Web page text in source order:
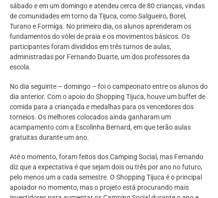
sábado e em um domingo e atendeu cerca de 80 crianças, vindas
de comunidades em torno da Tijuca, como Salgueiro, Borel,
Turano e Formiga. No primeiro dia, os alunos aprenderam os
fundamentos do vôlei de praia e os movimentos básicos. Os
participantes foram divididos em três turnos de aulas,
administradas por Fernando Duarte, um dos professores da
escola.
No dia seguinte – domingo – foi o campeonato entre os alunos do
dia anterior. Com o apoio do Shopping Tijuca, houve um buffet de
comida para a criançada e medalhas para os vencedores dos
torneios. Os melhores colocados ainda ganharam um
acampamento com a Escolinha Bernard, em que terão aulas
gratuitas durante um ano.
Até o momento, foram feitos dos Camping Social, mas Fernando
diz que a expectativa é que sejam dois ou três por ano no futuro,
pelo menos um a cada semestre. O Shopping Tijuca é o principal
apoiador no momento, mas o projeto está procurando mais